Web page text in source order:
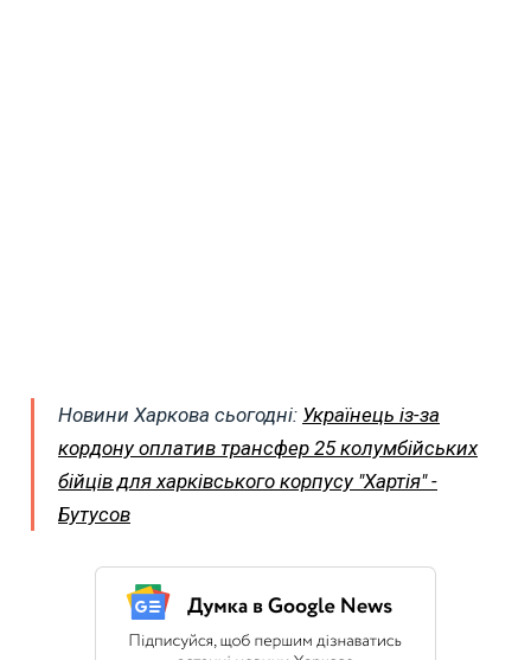
Новини Харкова сьогодні: Українець із-за
кордону оплатив трансфер 25 колумбійських
бійців для харківського корпусу "Хартія" -
Бутусов